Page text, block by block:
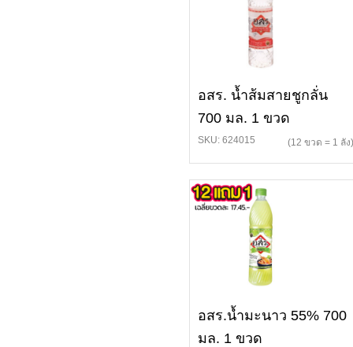
อสร. น้ำส้มสายชูกลั่น
700 มล. 1 ขวด
SKU: 624015 (12 ขวด = 1 ลัง)
อสร.น้ำมะนาว 55% 700
มล. 1 ขวด